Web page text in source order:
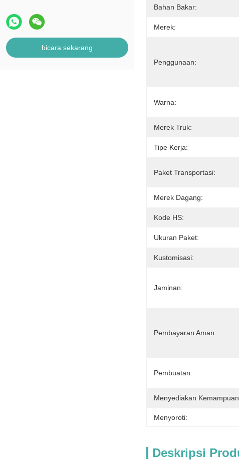
bicara sekarang
Bahan Bakar:
Merek:
Penggunaan:
Warna:
Merek Truk:
Tipe Kerja:
Paket Transportasi:
Merek Dagang:
Kode HS:
Ukuran Paket:
Kustomisasi:
Jaminan:
Pembayaran Aman:
Pembuatan:
Menyediakan
Menyoroti:
Deskripsi